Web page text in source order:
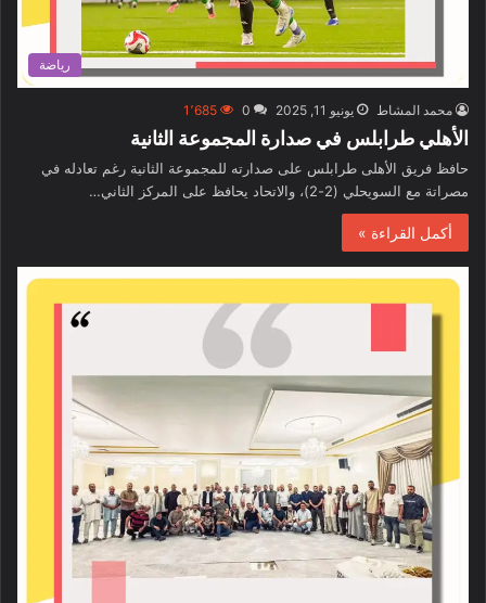
رياضة
محمد المشاط يونيو 11, 2025 0 1٬685
الأهلي طرابلس في صدارة المجموعة الثانية
حافظ فريق الأهلى طرابلس على صدارته للمجموعة الثانية رغم تعادله في
مصراتة مع السويحلي (2-2)، والاتحاد يحافظ على المركز الثاني…
أكمل القراءة »